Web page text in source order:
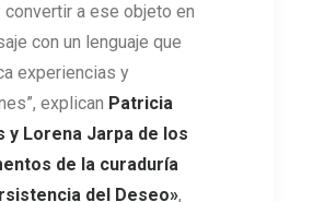
a ese objeto en
con un lenguaje que
experiencias y
explican Patricia
y Lorena Jarpa de los
de la curaduría
del Deseo»,